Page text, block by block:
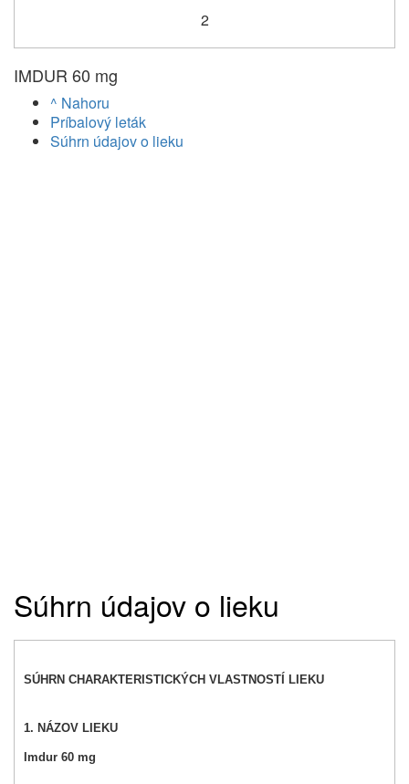
2
IMDUR 60 mg
^ Nahoru
Príbalový leták
Súhrn údajov o lieku
Súhrn údajov o lieku
SÚHRN CHARAKTERISTICKÝCH VLASTNOSTÍ LIEKU
1. NÁZOV LIEKU
Imdur 60 mg